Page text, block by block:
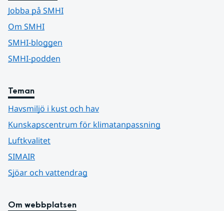
Jobba på SMHI
Om SMHI
SMHI-bloggen
SMHI-podden
Teman
Havsmiljö i kust och hav
Kunskapscentrum för klimatanpassning
Luftkvalitet
SIMAIR
Sjöar och vattendrag
Om webbplatsen